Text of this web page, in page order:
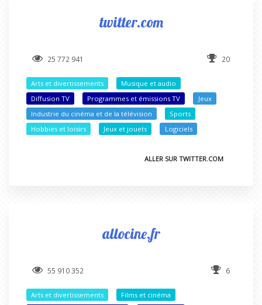
twitter.com
25 772 941 20
Arts et divertissements
Musique et audio
Diffusion TV
Programmes et émissions TV
Jeux
Industrie du cinéma et de la télévision
Sports
Hobbies et loisirs
Jeux et jouets Logiciels
ALLER SUR TWITTER.COM
allocine.fr
55 910 352 6
Arts et divertissements
Films et cinéma